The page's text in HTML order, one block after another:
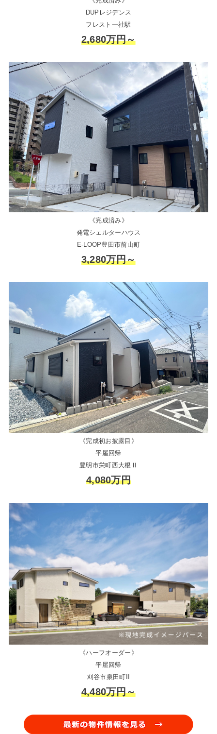
DUPレジデンス
フレスト一社駅
2,680万円～
《完成済み》
発電シェルターハウス
E-LOOP豊田市前山町
3,280万円～
《完成初お披露目》
平屋回帰
豊明市栄町西大根Ⅱ
4,080万円
《ハーフオーダー》
平屋回帰
刈谷市泉田町II
4,480万円～